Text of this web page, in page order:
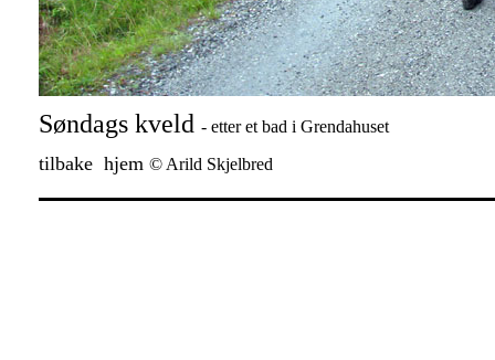
Søndags kveld - etter et bad i Grendahuset
tilbake hjem © Arild Skjelbred